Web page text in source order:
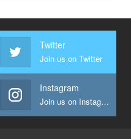
Twitter
Join us on Twitter
Instagram
Join us on Instagram